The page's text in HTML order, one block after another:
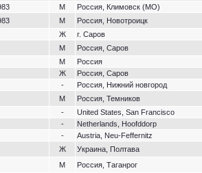
М Россия, Климовск (МО)
М Россия, Новотроицк
Ж г. Саров
М Россия, Саров
М Россия
Ж Россия, Саров
- Россия, Нижний новгород
М Россия, Темников
- United States, San Francisco
- Netherlands, Hoofddorp
- Austria, Neu-Feffernitz
Ж Украина, Полтава
М Россия, Таганрог